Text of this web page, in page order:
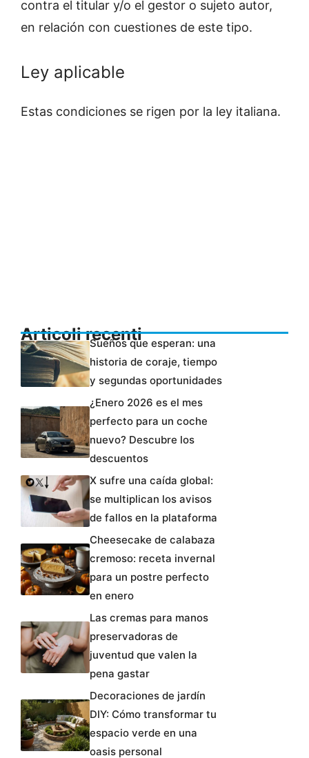
contra el titular y/o el gestor o sujeto autor,
en relación con cuestiones de este tipo.
Ley aplicable
Estas condiciones se rigen por la ley italiana.
Articoli recentiSueños que esperan: una
historia de coraje, tiempo
y segundas oportunidades
¿Enero 2026 es el mes
perfecto para un coche
nuevo? Descubre los
descuentos
X sufre una caída global:
se multiplican los avisos
de fallos en la plataforma
Cheesecake de calabaza
cremoso: receta invernal
para un postre perfecto
en enero
Las cremas para manos
preservadoras de
juventud que valen la
pena gastar
Decoraciones de jardín
DIY: Cómo transformar tu
espacio verde en una
oasis personal